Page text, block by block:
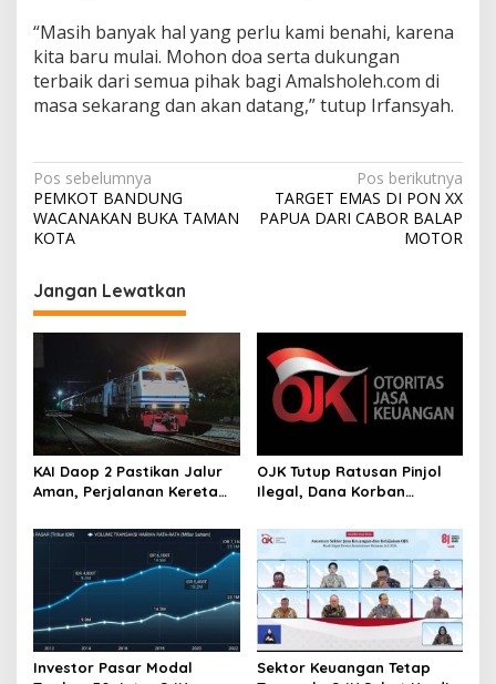
“Masih banyak hal yang perlu kami benahi, karena
kita baru mulai. Mohon doa serta dukungan
terbaik dari semua pihak bagi Amalsholeh.com di
masa sekarang dan akan datang,” tutup Irfansyah.
Navigasi
pos
Pos sebelumnya
PEMKOT BANDUNG
WACANAKAN BUKA TAMAN
KOTA
Pos berikutnya
TARGET EMAS DI PON XX
PAPUA DARI CABOR BALAP
MOTOR
Jangan Lewatkan
KAI Daop 2 Pastikan Jalur
Aman, Perjalanan Kereta
Gempa Pangandaran
OJK Tutup Ratusan Pinjol
Ilegal, Dana Korban
Berhasil Diselamatkan
Investor Pasar Modal
Sektor Keuangan Tetap